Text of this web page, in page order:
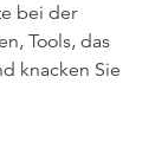
bei der
Tools, das
knacken Sie